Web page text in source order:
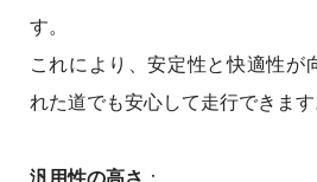
す。
これにより、安定性と快適性が
れた道でも安心して走行できます
汎用性の高さ ：